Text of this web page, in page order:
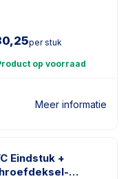
per stuk
op voorraad
Meer informatie
Eindstuk +